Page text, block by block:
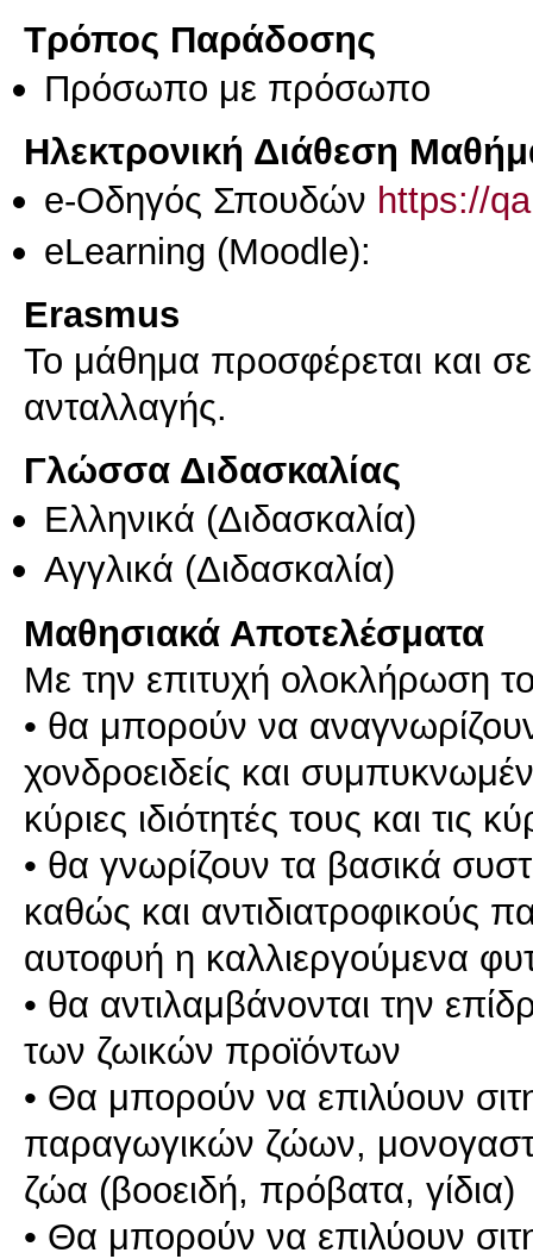
Τρόπος Παράδοσης
Πρόσωπο με πρόσωπο
Ηλεκτρονική Διάθεση
e-Οδηγός Σπουδών https://
eLearning (Moodle):
Erasmus
Το μάθημα προσφέρεται και
ανταλλαγής.
Γλώσσα Διδασκαλίας
Ελληνικά (Διδασκαλία)
Αγγλικά (Διδασκαλία)
Μαθησιακά Αποτελέσματα
Με την επιτυχή ολοκλήρωση
• θα μπορούν να
χονδροειδείς και
κύριες ιδιότητές τους και τις
• θα γνωρίζουν τα βασικά
καθώς και αντιδιατροφικούς
αυτοφυή η καλλιεργούμενα
• θα αντιλαμβάνονται την
των ζωικών προϊόντων
• Θα μπορούν να επιλύουν
παραγωγικών ζώων,
ζώα (βοοειδή, πρόβατα, γίδια)
• Θα μπορούν να επιλύουν